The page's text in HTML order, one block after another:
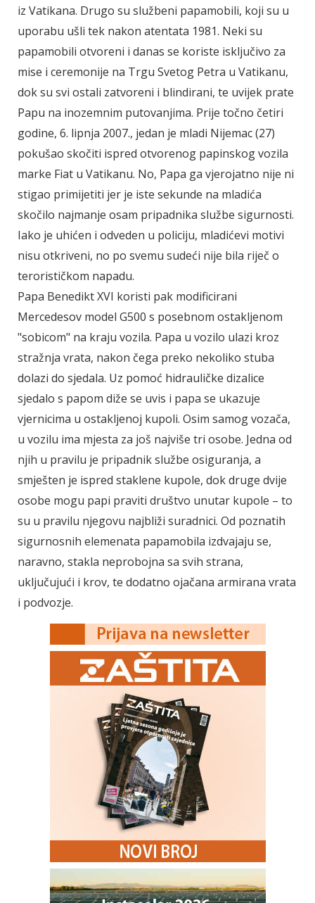
iz Vatikana. Drugo su službeni papamobili, koji su u
uporabu ušli tek nakon atentata 1981. Neki su
papamobili otvoreni i danas se koriste isključivo za
mise i ceremonije na Trgu Svetog Petra u Vatikanu,
dok su svi ostali zatvoreni i blindirani, te uvijek prate
Papu na inozemnim putovanjima. Prije točno četiri
godine, 6. lipnja 2007., jedan je mladi Nijemac (27)
pokušao skočiti ispred otvorenog papinskog vozila
marke Fiat u Vatikanu. No, Papa ga vjerojatno nije ni
stigao primijetiti jer je iste sekunde na mladića
skočilo najmanje osam pripadnika službe sigurnosti.
Iako je uhićen i odveden u policiju, mladićevi motivi
nisu otkriveni, no po svemu sudeći nije bila riječ o
terorističkom napadu.
Papa Benedikt XVI koristi pak modificirani
Mercedesov model G500 s posebnom ostakljenom
"sobicom" na kraju vozila. Papa u vozilo ulazi kroz
stražnja vrata, nakon čega preko nekoliko stuba
dolazi do sjedala. Uz pomoć hidrauličke dizalice
sjedalo s papom diže se uvis i papa se ukazuje
vjernicima u ostakljenoj kupoli. Osim samog vozača,
u vozilu ima mjesta za još najviše tri osobe. Jedna od
njih u pravilu je pripadnik službe osiguranja, a
smješten je ispred staklene kupole, dok druge dvije
osobe mogu papi praviti društvo unutar kupole – to
su u pravilu njegovu najbliži suradnici. Od poznatih
sigurnosnih elemenata papamobila izdvajaju se,
naravno, stakla neprobojna sa svih strana,
uključujući i krov, te dodatno ojačana armirana vrata
i podvozje.